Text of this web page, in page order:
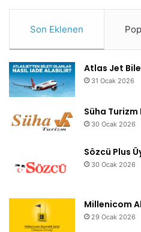
Son Eklenen
Atlas Jet
31 Ocak 2026
Süha
30 Ocak 2026
Sözcü Plus
30 Ocak 2026
Millenicom
29 Ocak 2026